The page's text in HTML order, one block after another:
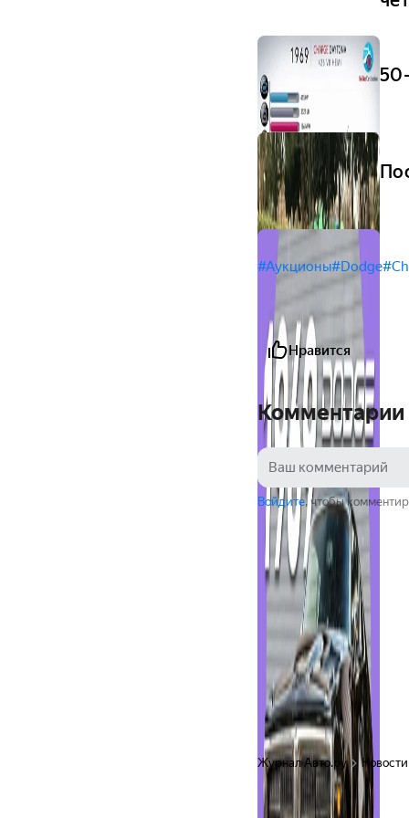
#Аукционы#Dodge
Нравится
Комментарии
Войдите, чтобы
Журнал Авто.ру Новости